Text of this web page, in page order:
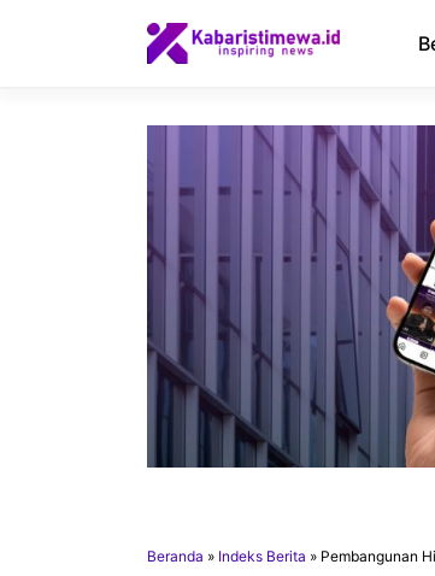
Beranda » Indeks Berita » Pembangunan